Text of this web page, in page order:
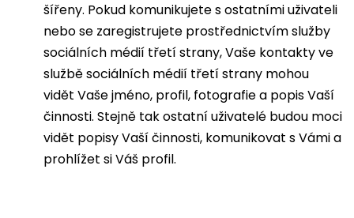
šířeny. Pokud komunikujete s ostatními uživateli
nebo se zaregistrujete prostřednictvím služby
sociálních médií třetí strany, Vaše kontakty ve
službě sociálních médií třetí strany mohou
vidět Vaše jméno, profil, fotografie a popis Vaší
činnosti. Stejně tak ostatní uživatelé budou moci
vidět popisy Vaší činnosti, komunikovat s Vámi a
prohlížet si Váš profil.